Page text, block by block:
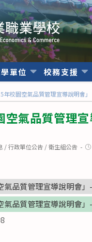
單位 校務支援
年校園空氣品質管理宣導說明會」
空氣品質管理宣
/ 行政單位公告 / 衛生組公告
氣品質管理宣導說明會
氣品質管理宣導說明會